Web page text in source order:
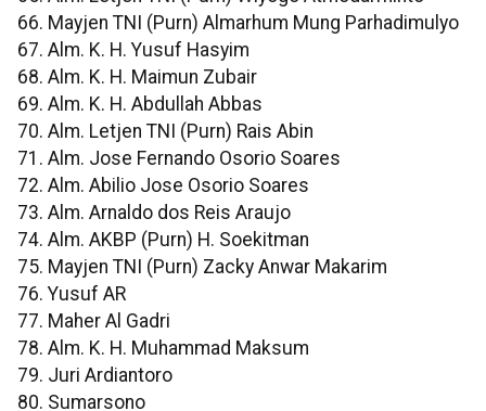
66. Mayjen TNI (Purn) Almarhum Mung Parhadimulyo
67. Alm. K. H. Yusuf Hasyim
68. Alm. K. H. Maimun Zubair
69. Alm. K. H. Abdullah Abbas
70. Alm. Letjen TNI (Purn) Rais Abin
71. Alm. Jose Fernando Osorio Soares
72. Alm. Abilio Jose Osorio Soares
73. Alm. Arnaldo dos Reis Araujo
74. Alm. AKBP (Purn) H. Soekitman
75. Mayjen TNI (Purn) Zacky Anwar Makarim
76. Yusuf AR
77. Maher Al Gadri
78. Alm. K. H. Muhammad Maksum
79. Juri Ardiantoro
80. Sumarsono